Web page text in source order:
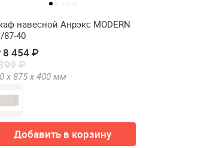
навесной Анрэкс MODERN
87-40
8 454 ₽
₽
х 875 х 400 мм
Добавить в корзину